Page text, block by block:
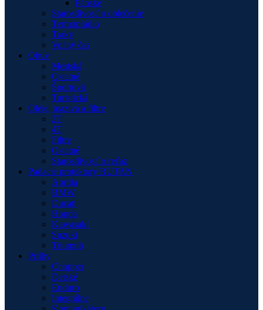
Pánske
Starostlivosť o oblečenie
Termoprádlo
Traky
Voľný čas
Obuv
Mestská
Ostatné
Športová
Turistická
Oleje, mazivá a filtre
2T
4T
Filtre
Ostatné
Starostlivosť o reťaz
Padacie protektory RUTAN
Aprilia
BMW
Ducati
Honda
Kawasaki
Suzuki
Triumph
Prilby
Chopper
Detské
Enduro
Integrálne